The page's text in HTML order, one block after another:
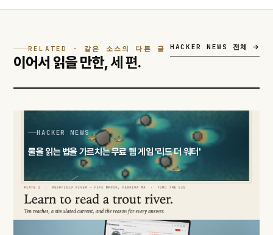
RELATED · 같은 소스의 다른 글
이어서 읽을 만한,세 편.
HACKER NEWS 전체
HACKER NEWS
물을 읽는 법을 가르치는 무료 웹 게임 '리드 더 워터'
오늘 · 45 READS